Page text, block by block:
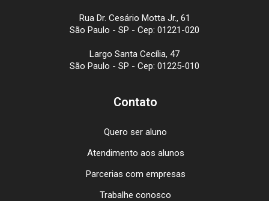
Rua Dr. Cesário Motta Jr., 61
São Paulo - SP - Cep: 01221-020
Largo Santa Cecília, 47
São Paulo - SP - Cep: 01225-010
Contato
Quero ser aluno
Atendimento aos alunos
Parcerias com empresas
Trabalhe conosco